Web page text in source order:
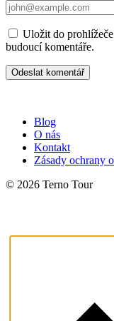
Uložit do
budoucí komentáře.
Blog
O nás
Kontakt
Zásady ochrany
© 2026 Terno Tour